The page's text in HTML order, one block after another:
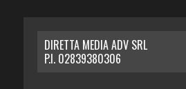
DIRETTA MEDIA ADV SRL
P.I. 02839380306